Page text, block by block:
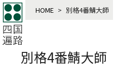
HOME > 別格4番鯖大師
別格4番鯖大師